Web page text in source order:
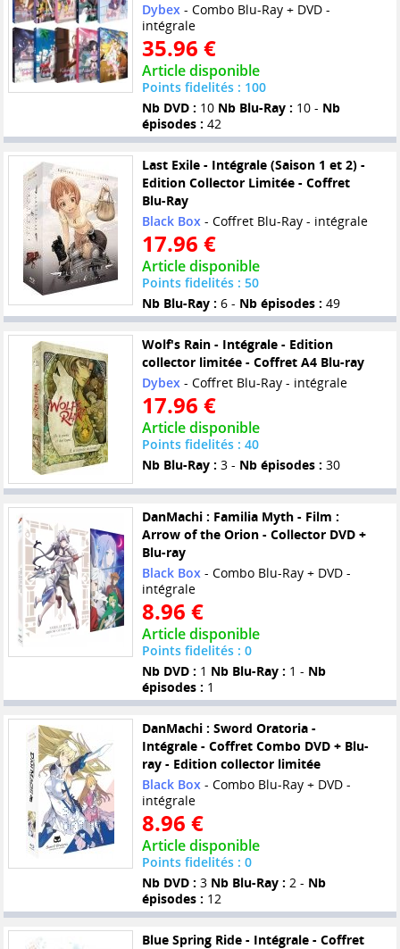
Dybex- Combo Blu-Ray + DVD -
intégrale
35.96 €
Article disponible
Points fidelités : 100
Nb DVD : 10 Nb Blu-Ray : 10 - Nb
épisodes : 42
Last Exile - Intégrale (Saison 1 et 2) -
Edition Collector Limitée - Coffret
Blu-Ray
Black Box- Coffret Blu-Ray - intégrale
17.96 €
Article disponible
Points fidelités : 50
Nb Blu-Ray : 6 - Nb épisodes : 49
Wolf's Rain - Intégrale - Edition
collector limitée - Coffret A4 Blu-ray
Dybex- Coffret Blu-Ray - intégrale
17.96 €
Article disponible
Points fidelités : 40
Nb Blu-Ray : 3 - Nb épisodes : 30
DanMachi : Familia Myth - Film :
Arrow of the Orion - Collector DVD +
Blu-ray
Black Box- Combo Blu-Ray + DVD -
intégrale
8.96 €
Article disponible
Points fidelités : 0
Nb DVD : 1 Nb Blu-Ray : 1 - Nb
épisodes : 1
DanMachi : Sword Oratoria -
Intégrale - Coffret Combo DVD + Blu-
ray - Edition collector limitée
Black Box- Combo Blu-Ray + DVD -
intégrale
8.96 €
Article disponible
Points fidelités : 0
Nb DVD : 3 Nb Blu-Ray : 2 - Nb
épisodes : 12
Blue Spring Ride - Intégrale - Coffret